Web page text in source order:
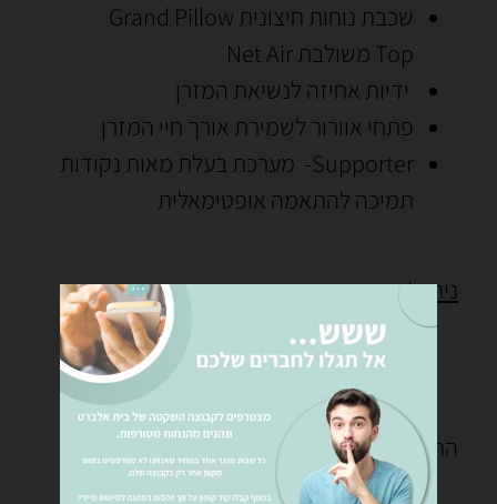
שכבת נוחות חיצונית Grand Pillow
Top משולבת Net Air
ידיות אחיזה לנשיאת המזרן
פתחי אוורור לשמירת אורך חיי המזרן
Supporter- מערכת בעלת מאות נקודות
תמיכה להתאמה אופטימאלית
ניתן להשיג מזרן זה בכמה מידות.
התמונה להמחשה בלבד